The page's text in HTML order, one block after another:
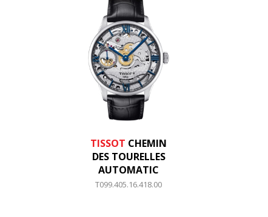
TISSOT CHEMIN
DES TOURELLES
AUTOMATIC
T099.405.16.418.00